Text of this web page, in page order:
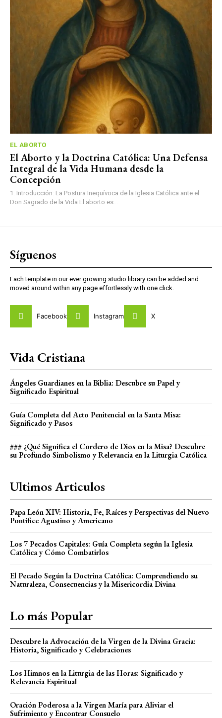
EL ABORTO
El Aborto y la Doctrina Católica: Una Defensa
Integral de la Vida Humana desde la
Concepción
1. Introducción: La Postura Inequívoca de la Iglesia Católica ante el
Don Sagrado de la Vida El aborto es...
Síguenos
Each template in our ever growing studio library can be added and
moved around within any page effortlessly with one click.
Facebook Instagram X
Vida Cristiana
Ángeles Guardianes en la Biblia: Descubre su Papel y
Significado Espiritual
Guía Completa del Acto Penitencial en la Santa Misa:
Significado y Pasos
### ¿Qué Significa el Cordero de Dios en la Misa? Descubre
su Profundo Simbolismo y Relevancia en la Liturgia Católica
Ultimos Articulos
Papa León XIV: Historia, Fe, Raíces y Perspectivas del Nuevo
Pontífice Agustino y Americano
Los 7 Pecados Capitales: Guía Completa según la Iglesia
Católica y Cómo Combatirlos
El Pecado Según la Doctrina Católica: Comprendiendo su
Naturaleza, Consecuencias y la Misericordia Divina
Lo más Popular
Descubre la Advocación de la Virgen de la Divina Gracia:
Historia, Significado y Celebraciones
Los Himnos en la Liturgia de las Horas: Significado y
Relevancia Espiritual
Oración Poderosa a la Virgen María para Aliviar el
Sufrimiento y Encontrar Consuelo